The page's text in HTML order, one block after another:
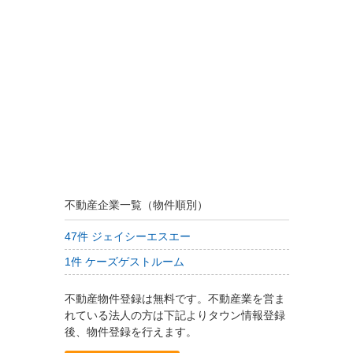
不動産企業一覧（物件順別）
47件 ジェイシーエスエー
1件 ケーズゲストルーム
不動産物件登録は無料です。不動産業を営ま
れている法人の方は下記よりタウン情報登録
後、物件登録を行えます。